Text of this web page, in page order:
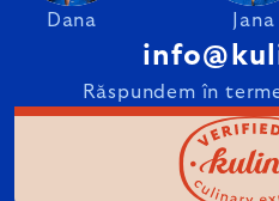
Dana Jana
Răspundem în